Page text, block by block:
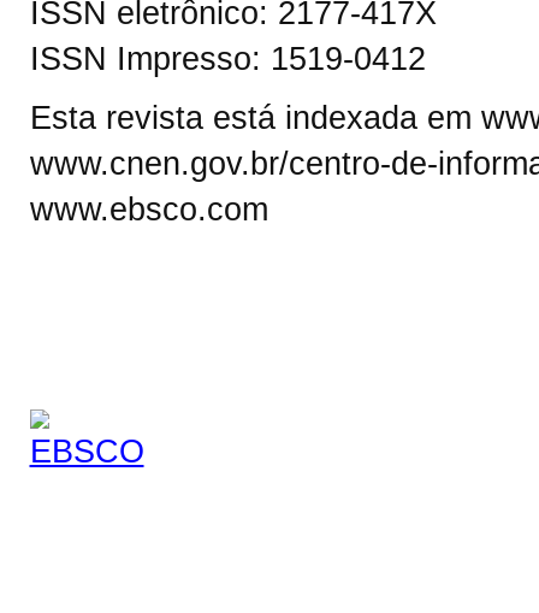
ISSN eletrônico: 2177-417X
ISSN Impresso: 1519-0412
Esta revista está indexada em
www.cnen.gov.br/centro-de-
www.ebsco.com